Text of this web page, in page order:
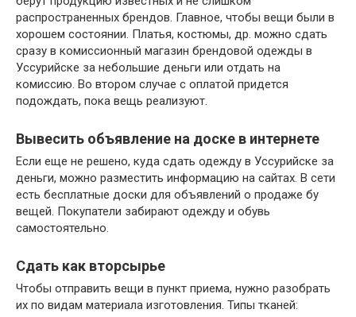
распространенных брендов. Главное, чтобы вещи были в
хорошем состоянии. Платья, костюмы, др. можно сдать
сразу в комиссионный магазин брендовой одежды в
Уссурийске за небольшие деньги или отдать на
комиссию. Во втором случае с оплатой придется
подождать, пока вещь реализуют.
Вывесить объявление на доске в интернете
Если еще не решено, куда сдать одежду в Уссурийске за
деньги, можно разместить информацию на сайтах. В сети
есть бесплатные доски для объявлений о продаже бу
вещей. Покупатели забирают одежду и обувь
самостоятельно.
Сдать как вторсырье
Чтобы отправить вещи в пункт приема, нужно разобрать
их по видам материала изготовления. Типы тканей: